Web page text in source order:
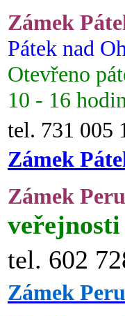
Zámek
Pátek nad
Otevřeno
10 - 16 hodin
tel. 731 005
Zámek
Zámek
tel. 602
Zámek